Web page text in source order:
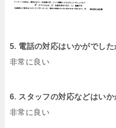
5. 電話の対応はいかがでした
非常に良い
6. スタッフの対応などはいか
非常に良い